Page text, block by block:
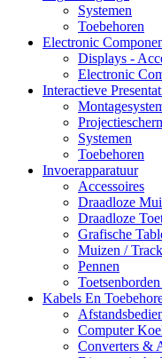
Systemen
Toebehoren
Electronic
Displays -
Electronic
Interactieve
Systemen
Toebehoren
Invoerapparatuur
Accessoires
Draadloze
Draadloze
Grafische
Muizen /
Pennen
Kabels En
Computer
Converters &